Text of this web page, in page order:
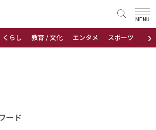
›
くらし 教育 / 文化 エンタメ スポーツ 地域
MENU
ツ
ード